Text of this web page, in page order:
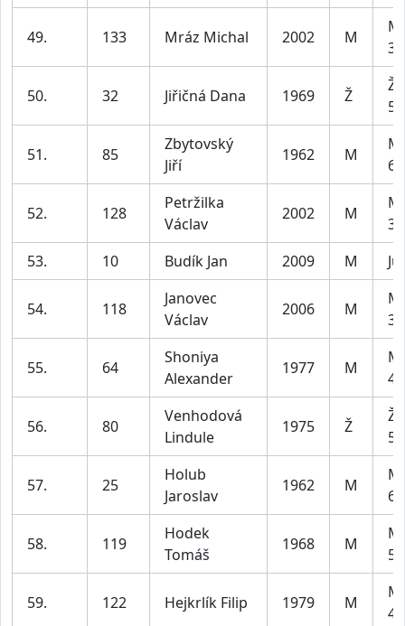
49. 133 Mráz Michal 2002 M
50. 32 Jiřičná Dana 1969 Ž
51. 85
Zbytovský
Jiří
1962 M
52. 128
Petržilka
Václav
2002 M
53.
10 Budík Jan 2009 M
54. 118
Janovec
Václav
2006 M
55. 64
Shoniya
Alexander
1977 M
56. 80
Venhodová
Lindule
1975 Ž
57. 25
Holub
Jaroslav
1962 M
58. 119
Hodek
Tomáš
1968 M
59. 122 Hejkrlík Filip 1979 M